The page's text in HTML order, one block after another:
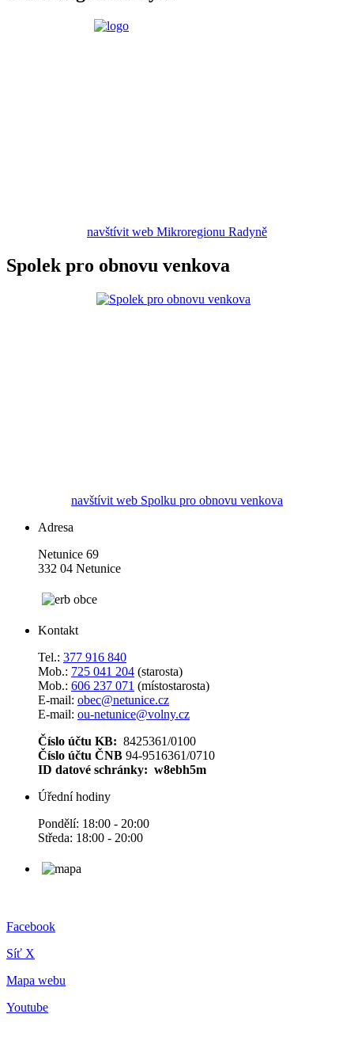
navštívit web Mikroregionu Radyně
Spolek pro obnovu venkova
navštívit web Spolku pro obnovu venkova
Adresa
Netunice 69
332 04 Netunice
Kontakt
Tel.: 377 916 840
Mob.: 725 041 204 (starosta)
Mob.: 606 237 071 (místostarosta)
E-mail: obec@netunice.cz
E-mail: ou-netunice@volny.cz
Číslo účtu KB: 8425361/0100
Číslo účtu ČNB 94-9516361/0710
ID datové schránky: w8ebh5m
Úřední hodiny
Pondělí: 18:00 - 20:00
Středa: 18:00 - 20:00
Facebook
Síť X
Mapa webu
Youtube